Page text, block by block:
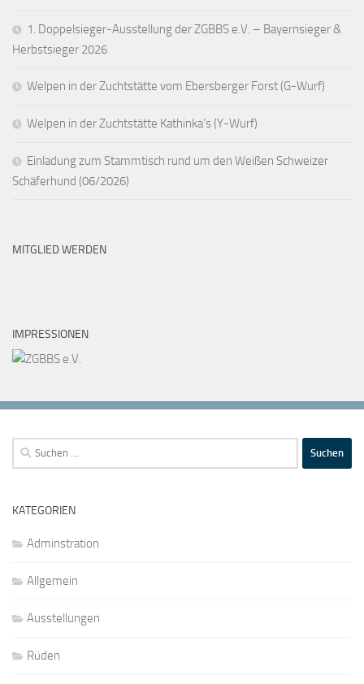
1. Doppelsieger-Ausstellung der ZGBBS e.V. – Bayernsieger &
Herbstsieger 2026
Welpen in der Zuchtstätte vom Ebersberger Forst (G-Wurf)
Welpen in der Zuchtstätte Kathinka’s (Y-Wurf)
Einladung zum Stammtisch rund um den Weißen Schweizer
Schäferhund (06/2026)
MITGLIED WERDEN
IMPRESSIONEN
Suchen
nach:
KATEGORIEN
Adminstration
Allgemein
Ausstellungen
Rüden